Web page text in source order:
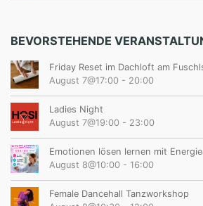
BEVORSTEHENDE
Friday Reset im Dachloft am
August 7@17:00 - 20:00
Ladies Night
August 7@19:00 - 23:00
Emotionen lösen lernen mit
August 8@10:00 - 16:00
Female Dancehall Tanzworkshop